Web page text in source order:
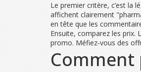
Le premier critère, c’est la
affichent clairement
en tête que les
Ensuite, comparez les prix.
promo. Méfiez‑vous des
Comment